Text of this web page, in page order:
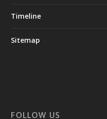
Timeline
Sitemap
FOLLOW US